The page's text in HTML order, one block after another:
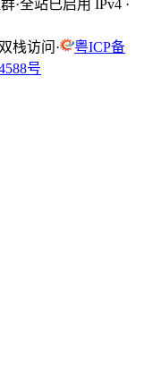
·全站已启用 IPv4 ·
栈访问 ·
粤ICP备
号